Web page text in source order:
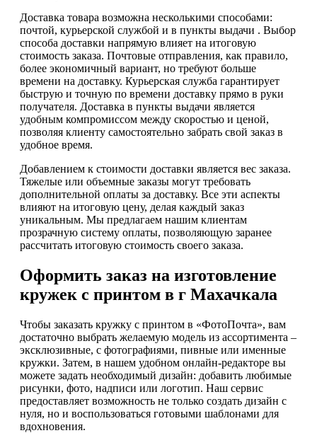
Доставка товара возможна несколькими способами:
почтой, курьерской службой и в пункты выдачи . Выбор
способа доставки напрямую влияет на итоговую
стоимость заказа. Почтовые отправления, как правило,
более экономичный вариант, но требуют больше
времени на доставку. Курьерская служба гарантирует
быструю и точную по времени доставку прямо в руки
получателя. Доставка в пункты выдачи является
удобным компромиссом между скоростью и ценой,
позволяя клиенту самостоятельно забрать свой заказ в
удобное время.
Добавлением к стоимости доставки является вес заказа.
Тяжелые или объемные заказы могут требовать
дополнительной оплаты за доставку. Все эти аспекты
влияют на итоговую цену, делая каждый заказ
уникальным. Мы предлагаем нашим клиентам
прозрачную систему оплаты, позволяющую заранее
рассчитать итоговую стоимость своего заказа.
Оформить заказ на изготовление
кружек с принтом в г Махачкала
Чтобы заказать кружку с принтом в «ФотоПочта», вам
достаточно выбрать желаемую модель из ассортимента –
эксклюзивные, с фотографиями, пивные или именные
кружки. Затем, в нашем удобном онлайн-редакторе вы
можете задать необходимый дизайн: добавить любимые
рисунки, фото, надписи или логотип. Наш сервис
предоставляет возможность не только создать дизайн с
нуля, но и воспользоваться готовыми шаблонами для
вдохновения.